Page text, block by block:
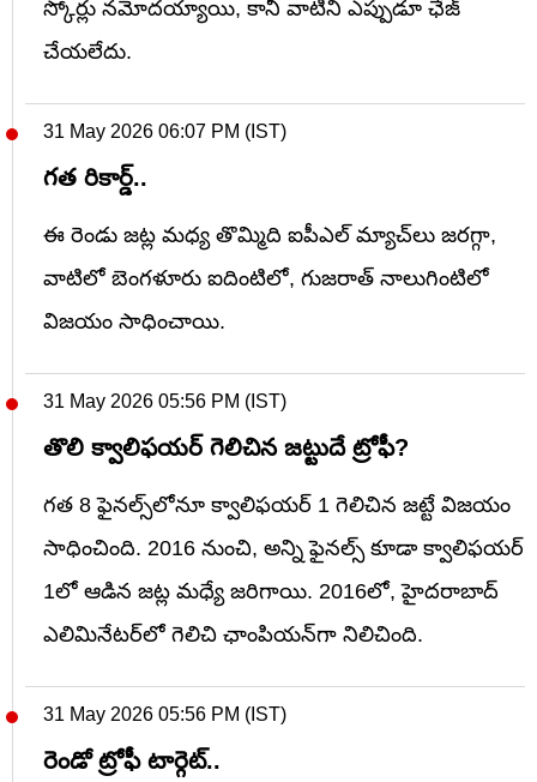
స్కోర్లు నమోదయ్యాయి, కానీ వాటిని ఎప్పుడూ ఛేజ్
చేయలేదు.
31 May 2026 06:07 PM (IST)
గత రికార్డ్..
ఈ రెండు జట్ల మధ్య తొమ్మిది ఐపీఎల్ మ్యాచ్‌లు జరగ్గా,
వాటిలో బెంగళూరు ఐదింటిలో, గుజరాత్ నాలుగింటిలో
విజయం సాధించాయి.
31 May 2026 05:56 PM (IST)
తొలి క్వాలిఫయర్ గెలిచిన జట్టుదే ట్రోఫీ?
గత 8 ఫైనల్స్‌లోనూ క్వాలిఫయర్ 1 గెలిచిన జట్టే విజయం
సాధించింది. 2016 నుంచి, అన్ని ఫైనల్స్ కూడా క్వాలిఫయర్
1లో ఆడిన జట్ల మధ్యే జరిగాయి. 2016లో, హైదరాబాద్
ఎలిమినేటర్‌లో గెలిచి ఛాంపియన్‌గా నిలిచింది.
31 May 2026 05:56 PM (IST)
రెండో ట్రోఫీ టార్గెట్..